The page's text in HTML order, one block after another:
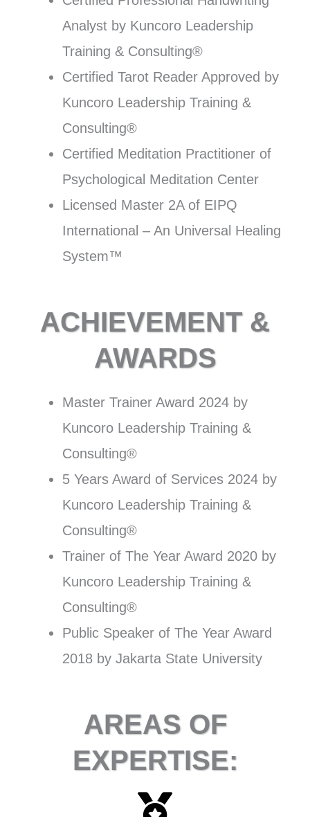
Analyst by Kuncoro Leadership
Training & Consulting®
Certified Tarot Reader Approved by
Kuncoro Leadership Training &
Consulting®
Certified Meditation Practitioner of
Psychological Meditation Center
Licensed Master 2A of EIPQ
International – An Universal Healing
System™
ACHIEVEMENT &
AWARDS
Master Trainer Award 2024 by
Kuncoro Leadership Training &
Consulting®
5 Years Award of Services 2024 by
Kuncoro Leadership Training &
Consulting®
Trainer of The Year Award 2020 by
Kuncoro Leadership Training &
Consulting®
Public Speaker of The Year Award
2018 by Jakarta State University
AREAS OF
EXPERTISE: